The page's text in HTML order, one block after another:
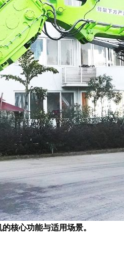
核心功能与适用场景。